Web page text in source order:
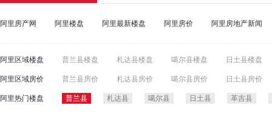
阿里房产网 阿里楼盘 阿里最新楼盘 阿里房价 阿里房地产新闻
阿里区域楼盘 普兰县楼盘 札达县楼盘 噶尔县楼盘 日土县楼盘
阿里区域房价 普兰县房价 札达县房价 噶尔县房价 日土县房价
阿里热门楼盘 普兰县 札达县 噶尔县 日土县 革吉县